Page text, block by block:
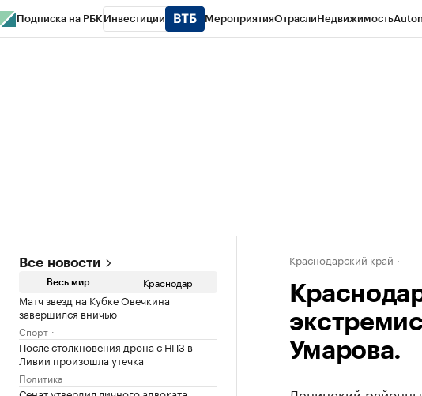
Подписка на РБК Инвестиции МероприятияОтраслиНедвижимость
Все новости
Весь мир Краснодар
Матч звезд на Кубке Овечкина
завершился вничью
Спорт
После столкновения дрона с НПЗ в
Ливии произошла утечка
Политика
Сенат утвердил личного адвоката
Краснодарский край
Умарова.